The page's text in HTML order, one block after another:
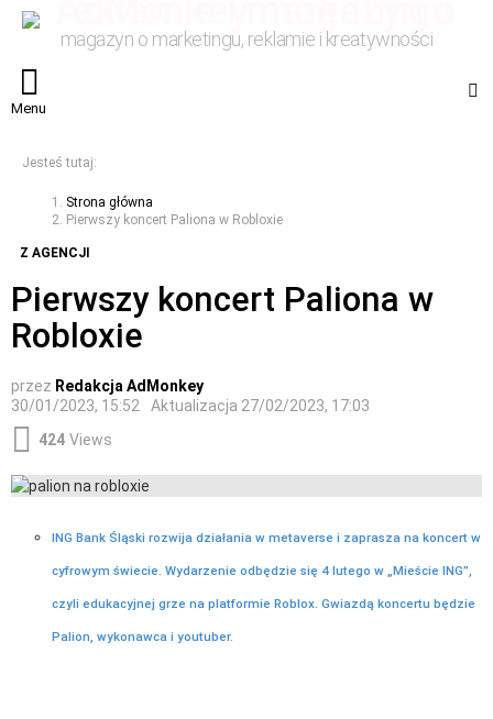
magazyn o marketingu, reklamie i kreatywności
Menu
Jesteś tutaj:
Strona główna
Pierwszy koncert Paliona w Robloxie
Z AGENCJI
Pierwszy koncert Paliona w
Robloxie
przez Redakcja AdMonkey
30/01/2023, 15:52
Aktualizacja 27/02/2023, 17:03
424 Views
ING Bank Śląski rozwija działania w metaverse i zaprasza na koncert w
cyfrowym świecie. Wydarzenie odbędzie się 4 lutego w „Mieście ING”,
czyli edukacyjnej grze na platformie Roblox. Gwiazdą koncertu będzie
Palion, wykonawca i youtuber.